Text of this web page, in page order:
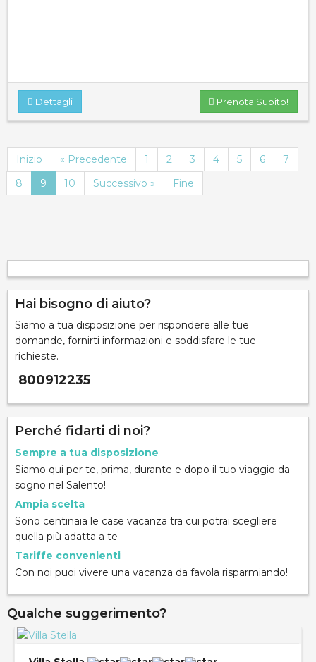
Prenota Subito!
Dettagli
Inizio « Precedente 1 2 3 4 5 6
7
8
9 10 Successivo » Fine
Hai bisogno di aiuto?
Siamo a tua disposizione per rispondere alle tue
domande, fornirti informazioni e soddisfare le tue
richieste.
800912235
Perché fidarti di noi?
Sempre a tua disposizione
Siamo qui per te, prima, durante e dopo il tuo viaggio da
sogno nel Salento!
Ampia scelta
Sono centinaia le case vacanza tra cui potrai scegliere
quella più adatta a te
Tariffe convenienti
Con noi puoi vivere una vacanza da favola risparmiando!
Qualche suggerimento?